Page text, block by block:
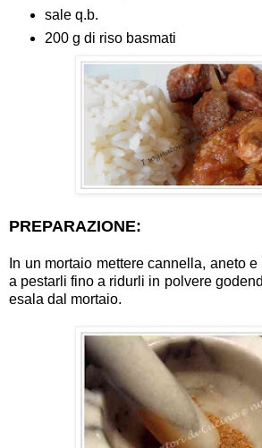
sale q.b.
200 g di riso basmati
PREPARAZIONE:
In un mortaio mettere cannella, aneto
a pestarli fino a ridurli in polvere
esala dal mortaio.